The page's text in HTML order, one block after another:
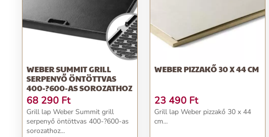
WEBER SUMMIT GRILL
SERPENYŐ ÖNTÖTTVAS
400-?600-AS SOROZATHOZ
68 290 Ft
Grill lap Weber Summit grill
serpenyő öntöttvas 400-?600-as
sorozathoz...
WEBER PIZZAKŐ 30 X 44 CM
23 490 Ft
Grill lap Weber pizzakő 30 x 44
cm...